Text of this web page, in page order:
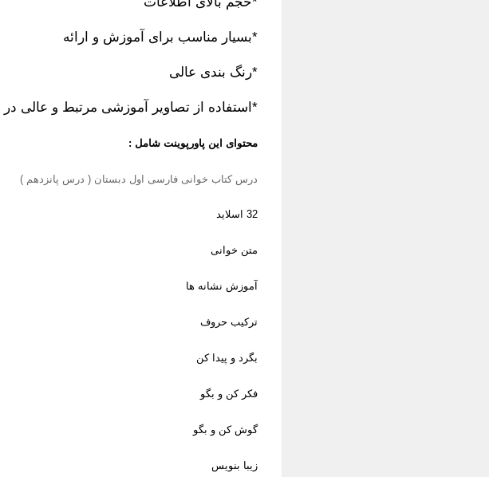
*بسیار مناسب برای آموزش و ارائه
*رنگ بندی عالی
*استفاده از تصاویر آموزشی مرتبط و عالی در
محتوای این پاورپوینت شامل :
درس کتاب خوانی فارسی اول دبستان ( درس پانزدهم )
32 اسلاید
متن خوانی
آموزش نشانه ها
ترکیب حروف
بگرد و پیدا کن
فکر کن و بگو
گوش کن و بگو
زیبا بنویس